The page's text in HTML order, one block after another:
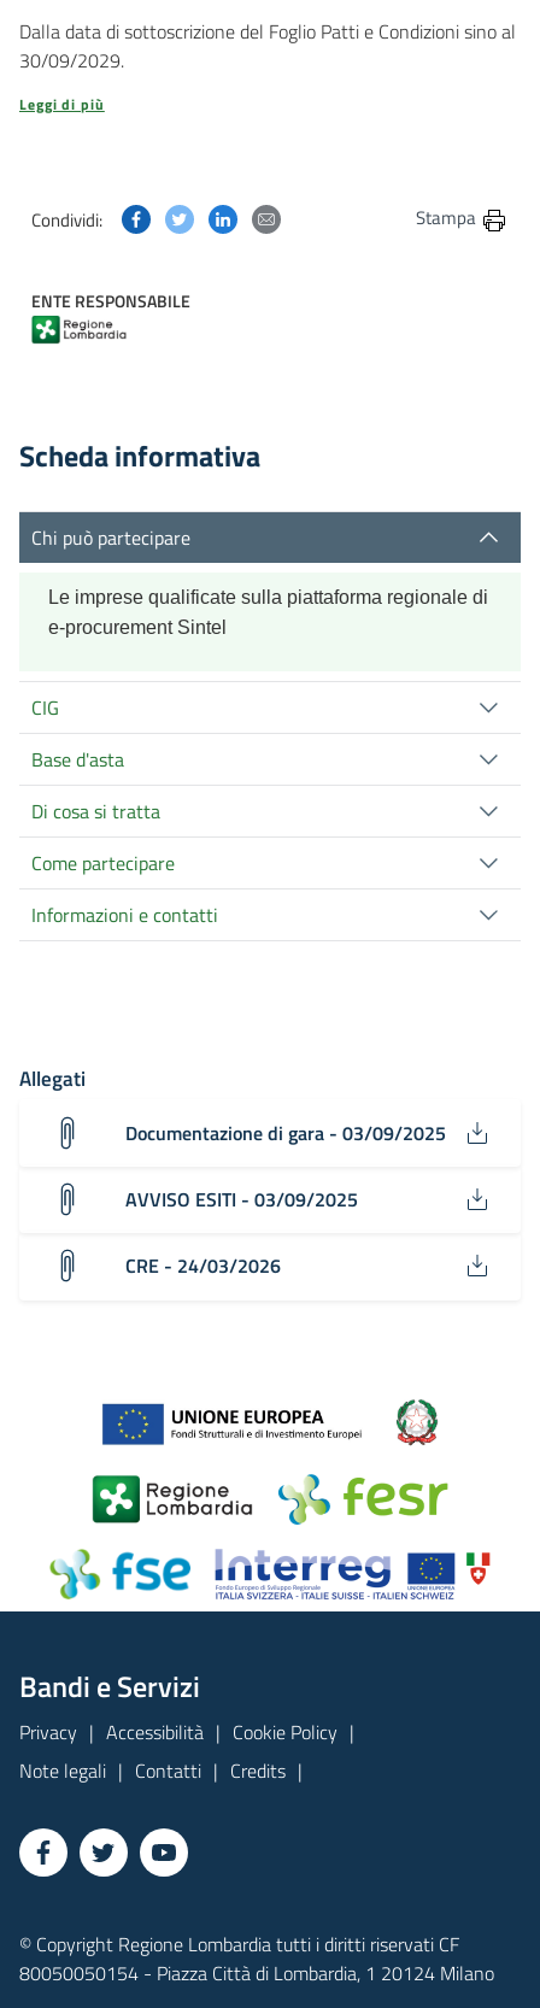
Dalla data di sottoscrizione del Foglio Patti e Condizioni sino al
30/09/2029.
Leggi di più
Condividi: Condividi questa pagina su Facebook
Condividi questa pagina su Twitter
Condividi questa pagina su Linkedin
Condividi questa pagina via
Stampa
ENTE RESPONSABILE
Scheda informativa
Chi può partecipare
Le imprese qualificate sulla piattaforma regionale di
e-procurement Sintel
CIG
Base d'asta
Di cosa si tratta
Come partecipare
Informazioni e contatti
Allegati
Documentazione di gara - 03/09/2025
AVVISO ESITI - 03/09/2025
CRE - 24/03/2026
Bandi e Servizi
Privacy Accessibilità
Cookie Policy
Note legali
Contatti Credits
© Copyright Regione Lombardia tutti i diritti riservati CF
80050050154 - Piazza Città di Lombardia, 1 20124 Milano